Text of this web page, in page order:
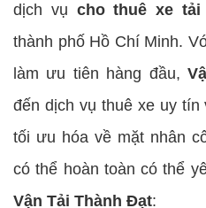
dịch vụ cho thuê xe
thành phố Hồ Chí Minh.
làm ưu tiên hàng đầu,
đến dịch vụ thuê xe uy
tối ưu hóa về mặt nhân
có thể hoàn toàn có thể
Vận Tải Thành Đạt: